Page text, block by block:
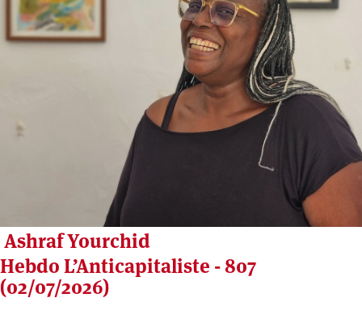
Ashraf Yourchid
Hebdo L’Anticapitaliste - 807
(02/07/2026)